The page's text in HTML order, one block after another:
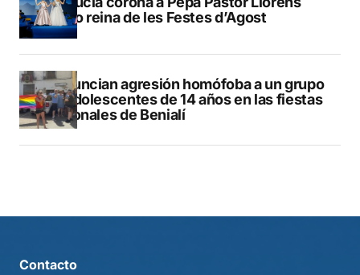
como reina de les Festes d’Agost
Denuncian agresión homófoba a un grupo
de adolescentes de 14 años en las fiestas
patronales de Benialí
Contacto